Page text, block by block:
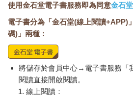
使用金石堂電子書服務即為同意金石
電子書分為「金石堂(線上閱讀+APP)
碼)」兩種：
將儲存於會員中心→電子書服務「
閱讀直接開啟閱讀。
線上閱讀：